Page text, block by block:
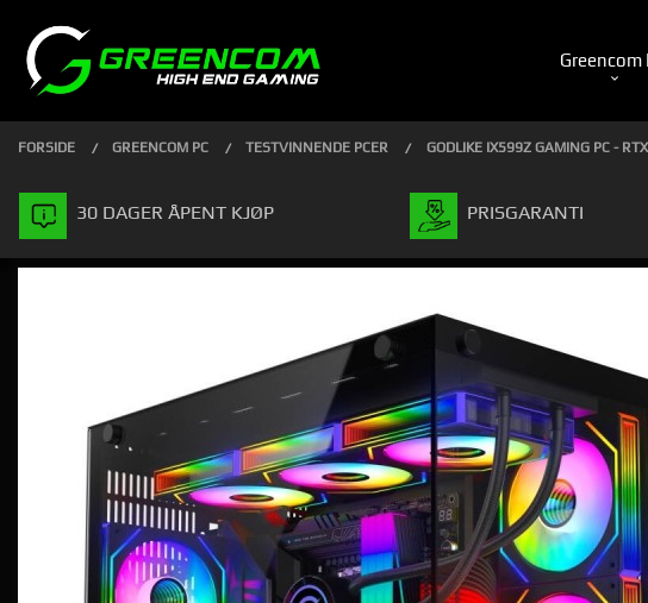
innholdet
PRODUKTER
Greencom
FORSIDE GREENCOM PC TESTVINNENDE PCER GODLIKE IX599Z GAMING PC -
30 DAGER ÅPENT KJØP PRISGARANTI